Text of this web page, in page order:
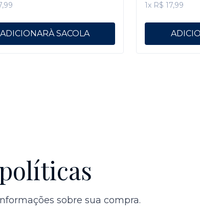
ADICIONAR
1x R$ 17,99
sobre sua compra.